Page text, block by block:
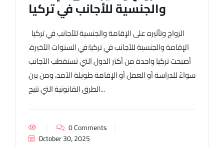
والجنسية للأجانب في تركيا
الزواج وتأثيره على الإقامة والجنسية للأجانب في تركيا
الإقامة والجنسية للأجانب في تركيا:في السنوات الأخيرة،
أصبحت تركيا واحدة من أكثر الدول التي تستقطب الأجانب
سواءً للدراسة أو العمل أو الإقامة طويلة الأمد، ومن بين
الطرق القانونية التي تتيح...
0 Comments
October 30, 2025